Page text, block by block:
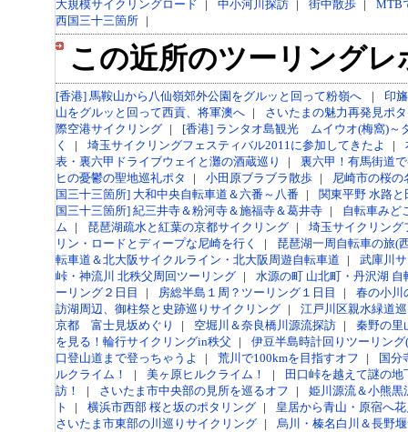
大規模サイクリングロード | 中小河川探訪 | 街中散歩 |
MTB
西国三十三箇所 |
この近所のツーリング
[香港] 馬鞍山から八仙嶺郊外公園をグルッと回って粉嶺へ |
印
山をグルッと回って西貢、将軍澳へ |
さいたまの魅力再発見ポ
際空港サイクリング |
[香港] ランタオ島観光 ムイウオ(梅窩)～
く
| 埼玉サイクリングフェスティバル2011に参加してきたよ |
表・裏六甲ドライブウェイと灘の酒蔵巡り
|
裏六甲！有馬街道
ヒの憂鬱の聖地巡礼ポタ
| 小田原ブラブラ散歩 |
尼崎市の桜の
国三十三箇所] 大和中央自転車道＆六番～八番
|
関東平野 水路
国三十三箇所] 紀三井寺＆粉河寺＆施福寺＆葛井寺 |
自転車みど
ム
| 琵琶湖疏水と紅葉の京都サイクリング |
埼玉サイクリング
リン・ロードとディープな尼崎を行く
|
琵琶湖一周自転車の旅(
転車道＆北大阪サイクルライン・北大阪周遊自転車道
|
武庫川
峠・神流川 北秩父周回ツーリング |
水源の町 山北町・丹沢湖 自
ーリング２日目
| 房総半島１周？ツーリング１日目 |
春の小川
訪湖周辺、御柱祭と史跡巡りサイクリング |
江戸川区親水緑道
京都 富士見坂めぐり
| 空堀川＆奈良橋川源流探訪 |
秦野の里
を見る！輪行サイクリングin秩父
|
伊豆半島時計回りツーリング
口登山道まで登っちゃうよ
| 荒川で100kmを目指すオフ |
国分
ルクライム！
| 美ヶ原ヒルクライム！ |
田口峠を越えて謎の
訪！
| さいたま市中央部の見所を巡るオフ |
姫川源流＆小熊黒
ト
| 横浜市西部 桜と坂のポタリング |
皇居から青山・原宿へ
さいたま市東部の川巡りサイクリング |
烏川・榛名白川＆長野